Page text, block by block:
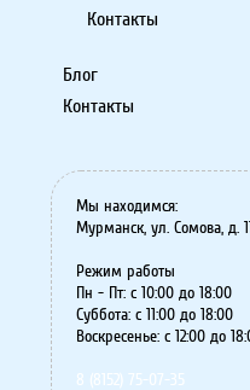
Контакты
Блог
Контакты
Мы находимся:
Мурманск, ул. Сомова, д.
Режим работы
Пн - Пт: с 10:00 до 18:00
Суббота: с 11:00 до 18:00
Воскресенье: с 12:00 до
8 (8152) 75-07-35